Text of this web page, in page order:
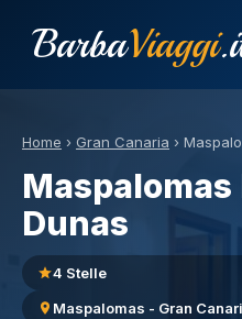
BarbaViaggi
Home › Gran Canaria ›
Maspalomas
Dunas
4 Stelle
Maspalomas - Gran